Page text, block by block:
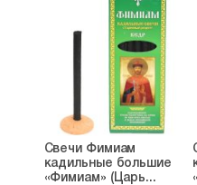
Свечи Фимиам
кадильные большие
«Фимиам» (Царь...